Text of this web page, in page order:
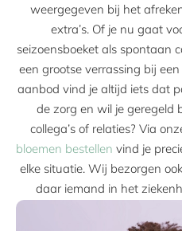
weergegeven bij het
extra’s. Of je nu gaat
seizoensboeket als spontaan
een grootse verrassing bij
aanbod vind je altijd iets dat
de zorg en wil je geregeld
collega’s of relaties? Via
bloemen bestellen vind je
elke situatie. Wij bezorgen
daar iemand in het